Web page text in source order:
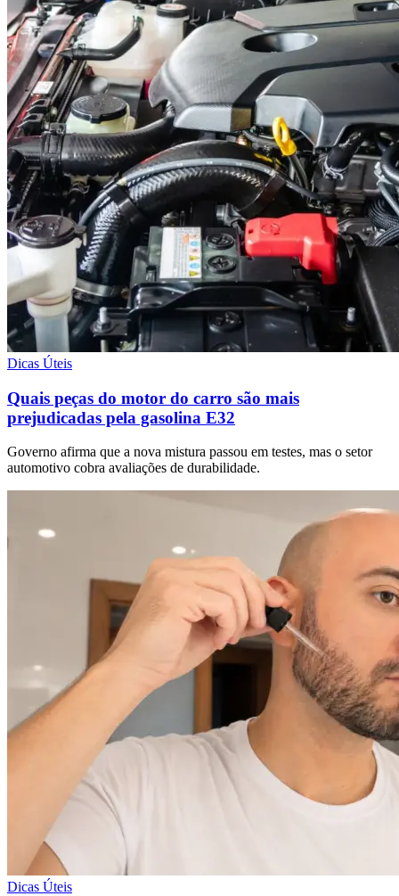
Dicas Úteis
Quais peças do motor do carro são mais
prejudicadas pela gasolina E32
Governo afirma que a nova mistura passou em testes, mas o setor
automotivo cobra avaliações de durabilidade.
Dicas Úteis